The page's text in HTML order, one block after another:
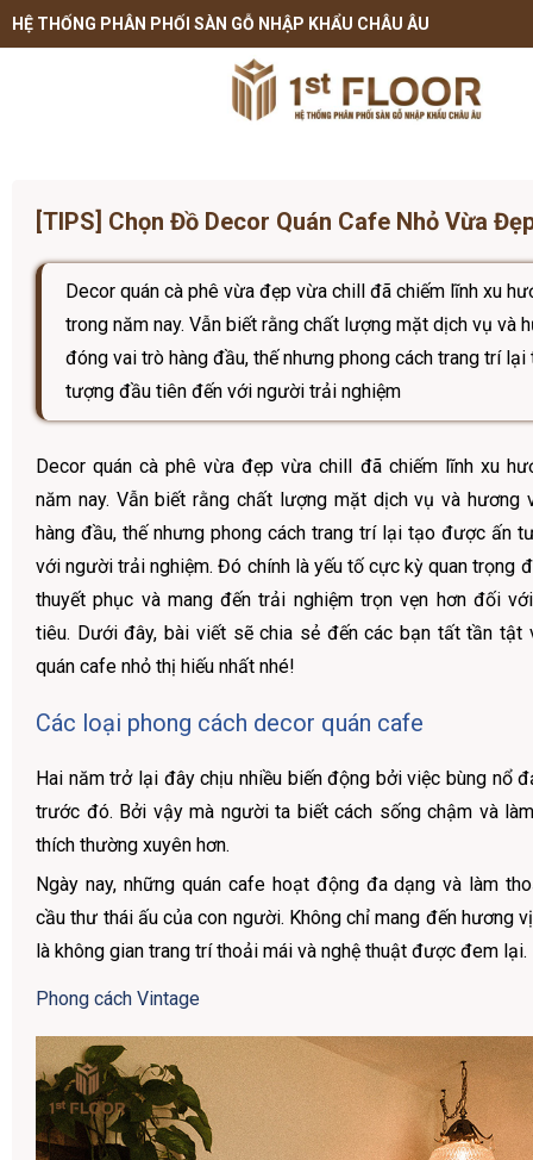
HỆ THỐNG PHÂN PHỐI SÀN GỖ NHẬP KHẨU CHÂU ÂU
[TIPS] Chọn Đồ Decor Quán Cafe Nhỏ Vừa
Decor quán cà phê vừa đẹp vừa chill đã chiếm lĩnh xu
trong năm nay. Vẫn biết rằng chất lượng mặt dịch vụ và
đóng vai trò hàng đầu, thế nhưng phong cách trang trí
tượng đầu tiên đến với người trải nghiệm
Decor quán cà phê vừa đẹp vừa chill đã chiếm lĩnh xu
năm nay. Vẫn biết rằng chất lượng mặt dịch vụ và hương
hàng đầu, thế nhưng phong cách trang trí lại tạo được ấn
với người trải nghiệm. Đó chính là yếu tố cực kỳ quan trọng
thuyết phục và mang đến trải nghiệm trọn vẹn hơn đối
tiêu. Dưới đây, bài viết sẽ chia sẻ đến các bạn tất tần tật
quán cafe nhỏ thị hiếu nhất nhé!
Các loại phong cách decor quán cafe
Hai năm trở lại đây chịu nhiều biến động bởi việc bùng nổ
trước đó. Bởi vậy mà người ta biết cách sống chậm và
thích thường xuyên hơn.
Ngày nay, những quán cafe hoạt động đa dạng và làm
cầu thư thái ấu của con người. Không chỉ mang đến hương
là không gian trang trí thoải mái và nghệ thuật được đem lại.
Phong cách Vintage